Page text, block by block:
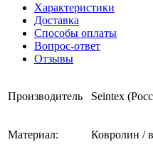
Характеристики
Доставка
Способы оплаты
Вопрос-ответ
Отзывы
Производитель Seintex
Материал: Ковролин /